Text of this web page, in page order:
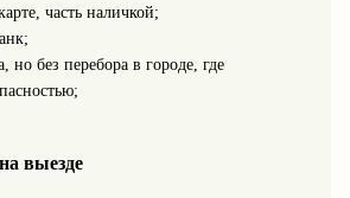
часть наличкой;
но без перебора в городе, где
выезде